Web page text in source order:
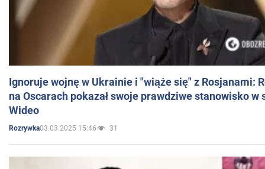
Ignoruje wojnę w Ukrainie i "wiąże się" z Rosjanami:
na Oscarach pokazał swoje prawdziwe stanowisko w
Wideo
Rozrywka03.03.2025 15:46 31